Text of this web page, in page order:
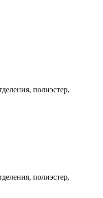
полиэстер,
полиэстер,